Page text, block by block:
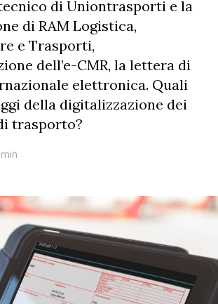
di Uniontrasporti e la
di RAM Logistica,
e Trasporti,
dell’e-CMR, la lettera di
elettronica. Quali
della digitalizzazione dei
trasporto?